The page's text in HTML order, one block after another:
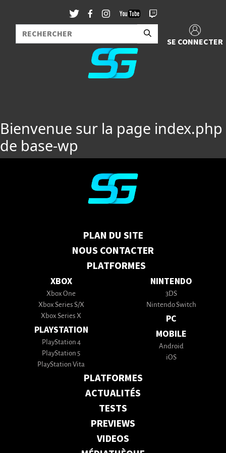
SE CONNECTER
Bienvenue sur la page index.php
de base-wp
PLAN DU SITE
NOUS CONTACTER
PLATFORMES
XBOX
Xbox One
Xbox Series S/X
Xbox Series X
PLAYSTATION
PlayStation 4
PlayStation 5
PlayStation Vita
NINTENDO
3DS
Nintendo Switch
PC
MOBILE
Android
iOS
PLATFORMES
ACTUALITÉS
TESTS
PREVIEWS
VIDEOS